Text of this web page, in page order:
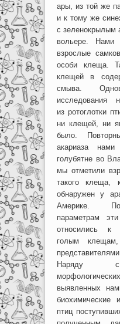
ары, из той же
и к тому же
с зеленокрылым
вольере. Нами
взрослые
особи клеща.
клещей в
смыва.
исследования
из ротоглотки
ни клещей, ни
было.
акариаза
голубятне во
мы отметили
такого клеща,
обнаружен у
Америке. По
параметрам
относились к
голым
Наряду с
выявленных
биохимические
птиц